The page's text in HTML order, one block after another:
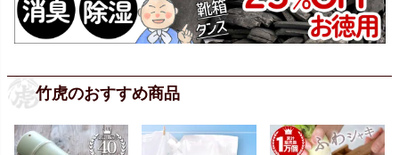
竹虎のおすすめ商品